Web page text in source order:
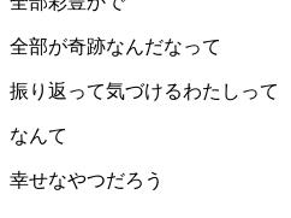
全部が奇跡なんだなって
振り返って気づけるわたしって
なんて
幸せなやつだろう